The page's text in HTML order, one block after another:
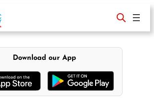
Download our App